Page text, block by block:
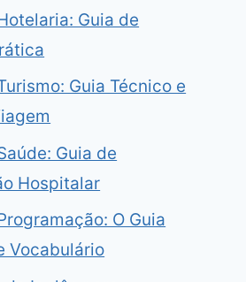
Guia de
Guia Técnico e
Guia de
Hospitalar
O Guia
Vocabulário